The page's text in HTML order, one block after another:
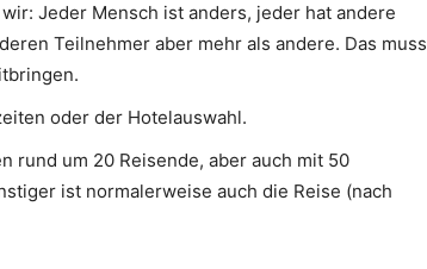
Jeder Mensch ist anders, jeder hat andere
Teilnehmer aber mehr als andere. Das muss
oder der Hotelauswahl.
rund um 20 Reisende, aber auch mit 50
ist normalerweise auch die Reise (nach